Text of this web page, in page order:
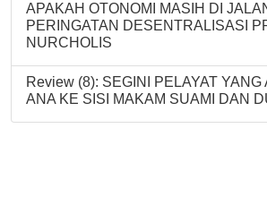
APAKAH OTONOMI MASIH DI
PERINGATAN DESENTRALISASI
NURCHOLIS
Review (8): SEGINI PELAYAT
ANA KE SISI MAKAM SUAMI DAN